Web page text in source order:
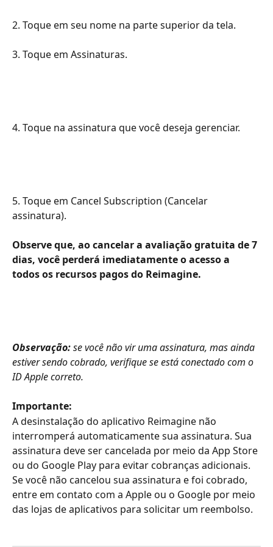
2. Toque em seu nome na parte superior da tela.
3. Toque em Assinaturas.
4. Toque na assinatura que você deseja gerenciar.
5. Toque em Cancel Subscription (Cancelar
assinatura).
Observe que, ao cancelar a avaliação gratuita de 7
dias, você perderá imediatamente o acesso a
todos os recursos pagos do Reimagine.
Observação: se você não vir uma assinatura, mas ainda
estiver sendo cobrado, verifique se está conectado com o
ID Apple correto.
Importante:
A desinstalação do aplicativo Reimagine não
interromperá automaticamente sua assinatura. Sua
assinatura deve ser cancelada por meio da App Store
ou do Google Play para evitar cobranças adicionais.
Se você não cancelou sua assinatura e foi cobrado,
entre em contato com a Apple ou o Google por meio
das lojas de aplicativos para solicitar um reembolso.